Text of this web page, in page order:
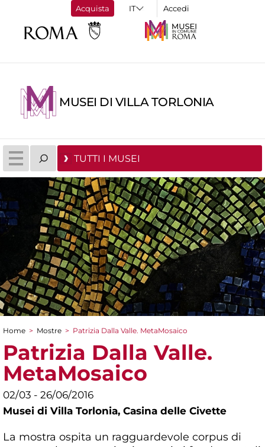
Acquista Accedi
MUSEI DI VILLA TORLONIA
TUTTI I MUSEI
Tu sei qui
Home > Mostre > Patrizia Dalla Valle. MetaMosaico
Patrizia Dalla Valle.
MetaMosaico
02/03 - 26/06/2016
Musei di Villa Torlonia, Casina delle Civette
La mostra ospita un ragguardevole corpus di